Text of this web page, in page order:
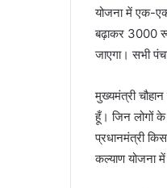
योजना में एक-
बढ़ाकर 3000
जाएगा। सभी
मुख्यमंत्री
हूँ। जिन लोगों
प्रधानमंत्री
कल्याण योजना